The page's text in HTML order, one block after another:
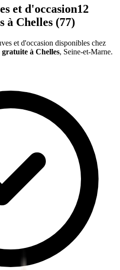
et d'occasion12
à Chelles (77)
et d'occasion disponibles chez
à Chelles, Seine-et-Marne.